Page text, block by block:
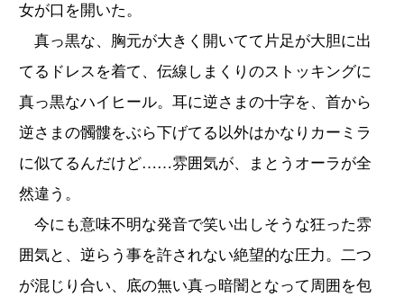
女が口を開いた。
真っ黒な、胸元が大きく開いてて片足が大胆に出
てるドレスを着て、伝線しまくりのストッキングに
真っ黒なハイヒール。耳に逆さまの十字を、首から
逆さまの髑髏をぶら下げてる以外はかなりカーミラ
に似てるんだけど……雰囲気が、まとうオーラが全
然違う。
今にも意味不明な発音で笑い出しそうな狂った雰
囲気と、逆らう事を許されない絶望的な圧力。二つ
が混じり合い、底の無い真っ暗闇となって周囲を包